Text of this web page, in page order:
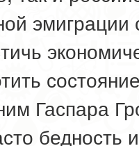
Гаспара
бедность